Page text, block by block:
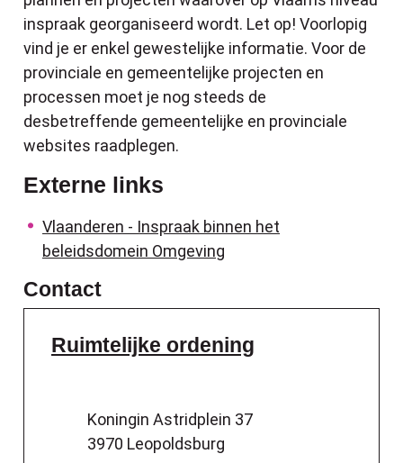
inspraak georganiseerd wordt. Let op! Voorlopig
vind je er enkel gewestelijke informatie. Voor de
provinciale en gemeentelijke projecten en
processen moet je nog steeds de
desbetreffende gemeentelijke en provinciale
websites raadplegen.
Externe links
Vlaanderen - Inspraak binnen het
beleidsdomein Omgeving
Contact
Ruimtelijke ordening
AdresKoningin Astridplein 37
,3970 Leopoldsburg